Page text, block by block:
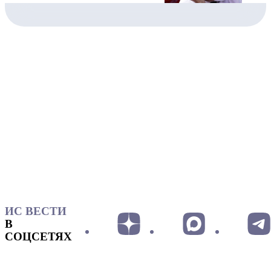
ИС ВЕСТИ
В
СОЦСЕТЯХ